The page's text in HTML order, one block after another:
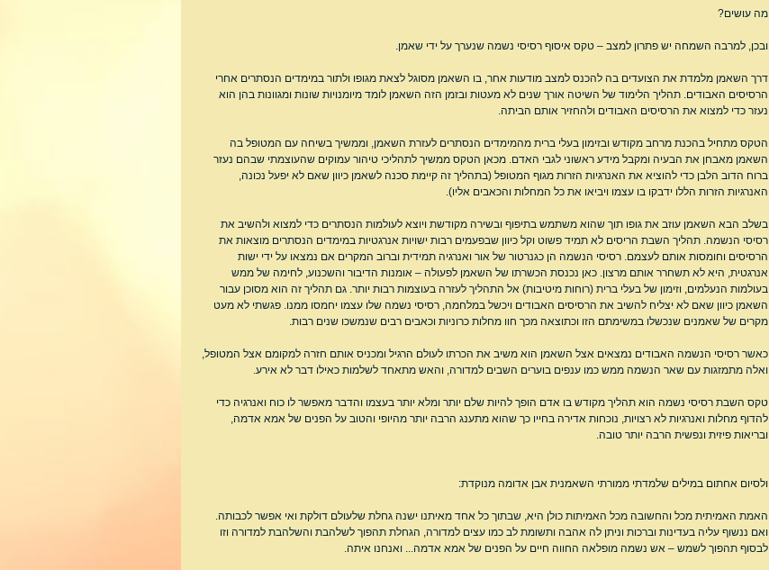
מה עושים?
ובכן, למרבה השמחה יש פתרון למצב – טקס איסוף רסיסי נשמה שנערך על ידי שאמן.
דרך השאמן מלמדת את הצועדים בה להכנס למצב מודעות אחר, בו השאמן מסוגל לצאת מגופו ולתור במימדים הנסתרים אחרי
הרסיסים האבודים. תהליך הלימוד של השיטה אורך שנים לא מעטות ובזמן הזה השאמן לומד מיומנויות שונות ומגוונות בהן הוא
נעזר כדי למצוא את הרסיסים האבודים ולהחזיר אותם הביתה.
הטקס מתחיל בהכנת מרחב מקודש ובזימון בעלי ברית מהמימדים הנסתרים לעזרת השאמן, וממשיך בשיחה עם המטופל בה
השאמן מאבחן את הבעיה ומקבל מידע ראשוני לגבי האדם. מכאן הטקס ממשיך לתהליכי טיהור עמוקים שהעוצמתי שבהם נעזר
ברוח הדוב הלבן כדי להוציא את האנרגיות הזרות מגוף המטופל (בתהליך זה קיימת סכנה לשאמן כיוון שאם לא יפעל נכונה,
האנרגיות הזרות הללו ידבקו בו עצמו ויביאו את כל המחלות והכאבים אליו).
בשלב הבא השאמן עוזב את גופו תוך שהוא משתמש בתיפוף ובשירה מקודשת ויוצא לעולמות הנסתרים כדי למצוא ולהשיב את
רסיסי הנשמה. תהליך השבת הריסים לא תמיד פשוט וקל כיוון שבפעמים רבות ישויות אנרגטיות במימדים הנסתרים מוצאות את
הרסיסים וחומסות אותם לעצמם. רסיסי הנשמה הן כגנרטור של אור ואנרגיה תמידית וברוב המקרים אם נמצאו על ידי ישות
אנרגטית, היא לא תשחרר אותם מרצון. כאן נכנסת הכשרתו של השאמן לפעולה – אומנות הדיבור והשכנוע, לחימה של ממש
בעולמות הנעלמים, וזימון של בעלי ברית (רוחות מיטיבות) אל התהליך לעזרה בעוצמות רבות יותר. גם תהליך זה הוא מסוכן עבור
השאמן כיוון שאם לא יצליח להשיב את הרסיסים האבודים ויכשל במלחמה, רסיסי נשמה שלו עצמו יחמסו ממנו. פגשתי לא מעט
מקרים של שאמנים שנכשלו במשימתם הזו וכתוצאה מכך חוו מחלות כרוניות וכאבים רבים שנמשכו שנים רבות.
כאשר רסיסי הנשמה האבודים נמצאים אצל השאמן הוא משיב את הכרתו לעולם הרגיל ומכניס אותם חזרה למקומם אצל המטופל,
ואלה מתמזגות עם שאר הנשמה ממש כמו ענפים בוערים השבים למדורה, והאש מתאחד לשלמות כאילו דבר לא אירע.
טקס השבת רסיסי נשמה הוא תהליך מקודש בו אדם הופך להיות שלם יותר ומלא יותר בעצמו והדבר מאפשר לו כוח ואנרגיה כדי
להדוף מחלות ואנרגיות לא רצויות, נוכחות אדירה בחייו כך שהוא מתענג הרבה יותר מהיופי והטוב על הפנים של אמא אדמה,
ובריאות פיזית ונפשית הרבה יותר טובה.
ולסיום אחתום במילים שלמדתי ממורתי השאמנית אבן אדומה מנוקדת:
האמת האמיתית מכל והחשובה מכל האמיתות כולן היא, שבתוך כל אחד מאיתנו ישנה גחלת שלעולם דולקת ואי אפשר לכבותה.
ואם ננשוף עליה בעדינות וברכות וניתן לה אהבה ותשומת לב כמו עצים למדורה, הגחלת תהפוך לשלהבת והשלהבת למדורה וזו
לבסוף תהפוך לשמש – אש נשמה מופלאה החווה חיים על הפנים של אמא אדמה... ואנחנו איתה.